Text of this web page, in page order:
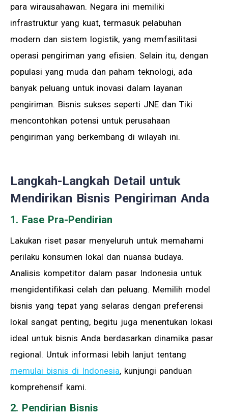
para wirausahawan. Negara ini memiliki
infrastruktur yang kuat, termasuk pelabuhan
modern dan sistem logistik, yang memfasilitasi
operasi pengiriman yang efisien. Selain itu, dengan
populasi yang muda dan paham teknologi, ada
banyak peluang untuk inovasi dalam layanan
pengiriman. Bisnis sukses seperti JNE dan Tiki
mencontohkan potensi untuk perusahaan
pengiriman yang berkembang di wilayah ini.
Langkah-Langkah Detail untuk
Mendirikan Bisnis Pengiriman Anda
1. Fase Pra-Pendirian
Lakukan riset pasar menyeluruh untuk memahami
perilaku konsumen lokal dan nuansa budaya.
Analisis kompetitor dalam pasar Indonesia untuk
mengidentifikasi celah dan peluang. Memilih model
bisnis yang tepat yang selaras dengan preferensi
lokal sangat penting, begitu juga menentukan lokasi
ideal untuk bisnis Anda berdasarkan dinamika pasar
regional. Untuk informasi lebih lanjut tentang
memulai bisnis di Indonesia, kunjungi panduan
komprehensif kami.
2. Pendirian Bisnis